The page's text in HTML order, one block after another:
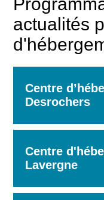
actualités
Centre
Desrochers
Centre
Lavergne